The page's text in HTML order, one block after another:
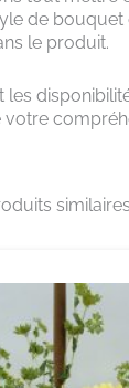
de bouquet
le produit.
les
votre
similaires